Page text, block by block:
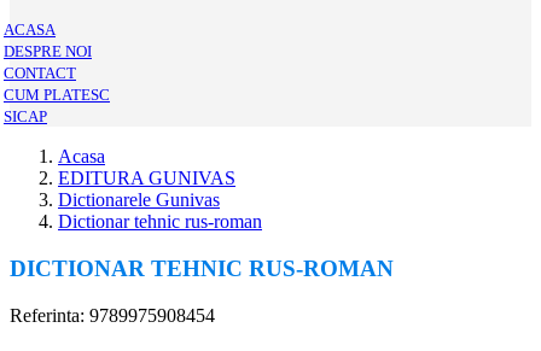
ACASA
DESPRE NOI
CONTACT
CUM PLATESC
SICAP
Acasa
EDITURA GUNIVAS
Dictionarele Gunivas
Dictionar tehnic rus-roman
DICTIONAR TEHNIC RUS-ROMAN
Referinta: 9789975908454